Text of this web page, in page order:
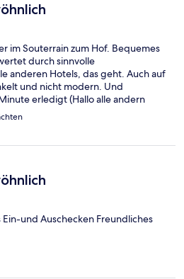
im Souterrain zum Hof. Bequemes
durch sinnvolle
anderen Hotels, das geht. Auch auf
und nicht modern. Und
erledigt (Hallo alle andern
wiederkommen.
und Auschecken Freundliches